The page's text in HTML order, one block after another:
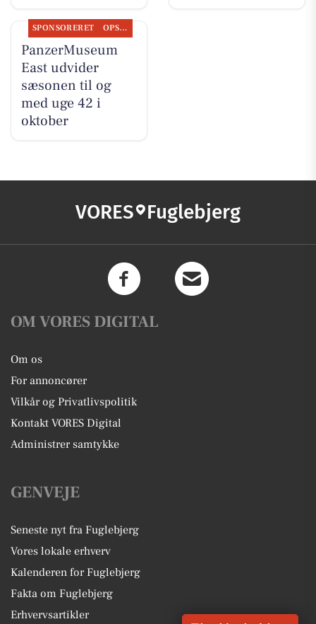
SPONSORERET OPSLAGSTAVLEN
PanzerMuseum
East udvider
sæsonen til og
med uge 42 i
oktober
VORES Fuglebjerg
OM VORES DIGITAL
Om os
For annoncører
Vilkår og Privatlivspolitik
Kontakt VORES Digital
Administrer samtykke
GENVEJE
Seneste nyt fra Fuglebjerg
Vores lokale erhverv
Kalenderen for Fuglebjerg
Fakta om Fuglebjerg
Erhvervsartikler